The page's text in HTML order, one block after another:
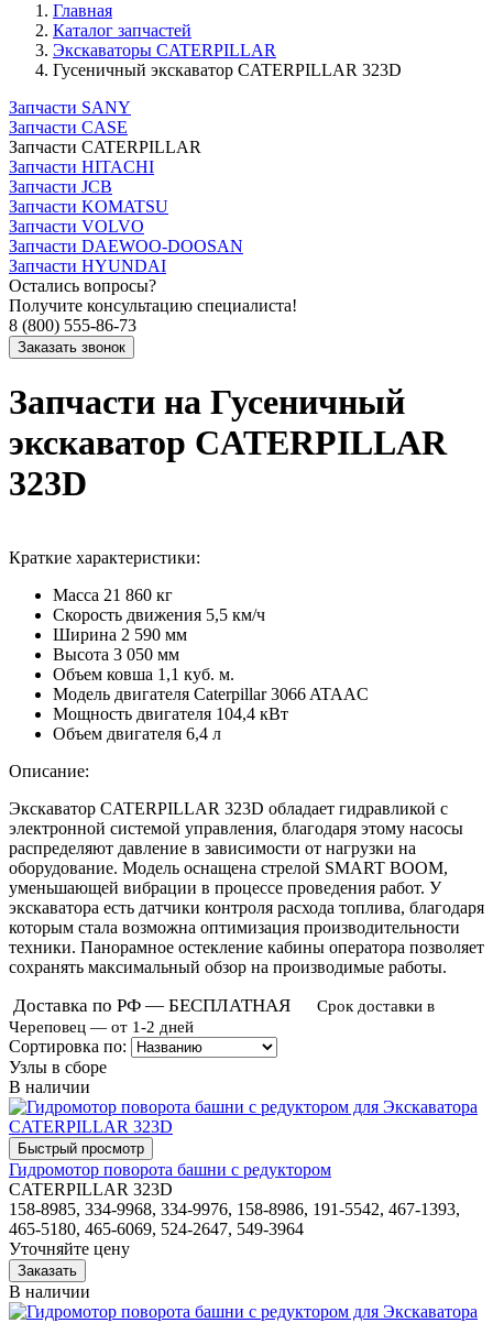
Главная
Каталог запчастей
Экскаваторы CATERPILLAR
Гусеничный экскаватор CATERPILLAR 323D
Запчасти SANY
Запчасти CASE
Запчасти CATERPILLAR
Запчасти HITACHI
Запчасти JCB
Запчасти KOMATSU
Запчасти VOLVO
Запчасти DAEWOO-DOOSAN
Запчасти HYUNDAI
Остались вопросы?
Получите консультацию специалиста!
8 (800) 555-86-73
Запчасти на Гусеничный
экскаватор CATERPILLAR
323D
Краткие характеристики:
Масса 21 860 кг
Скорость движения 5,5 км/ч
Ширина 2 590 мм
Высота 3 050 мм
Объем ковша 1,1 куб. м.
Модель двигателя Caterpillar 3066 ATAAC
Мощность двигателя 104,4 кВт
Объем двигателя 6,4 л
Описание:
Экскаватор CATERPILLAR 323D обладает гидравликой с
электронной системой управления, благодаря этому насосы
распределяют давление в зависимости от нагрузки на
оборудование. Модель оснащена стрелой SMART BOOM,
уменьшающей вибрации в процессе проведения работ. У
экскаватора есть датчики контроля расхода топлива, благодаря
которым стала возможна оптимизация производительности
техники. Панорамное остекление кабины оператора позволяет
сохранять максимальный обзор на производимые работы.
Доставка по РФ — БЕСПЛАТНАЯ
Срок доставки в
Череповец — от 1-2 дней
Сортировка по:
Узлы в сборе
В наличии
Гидромотор поворота башни с редуктором
CATERPILLAR 323D
158-8985, 334-9968, 334-9976, 158-8986, 191-5542, 467-1393,
465-5180, 465-6069, 524-2647, 549-3964
Уточняйте цену
В наличии